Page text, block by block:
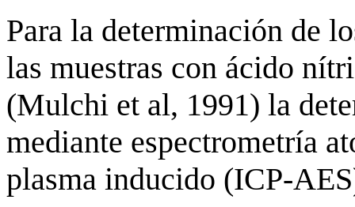
Para la determinación de
las muestras con ácido
(Mulchi et al, 1991) la
mediante espectrometría
plasma inducido (ICP-